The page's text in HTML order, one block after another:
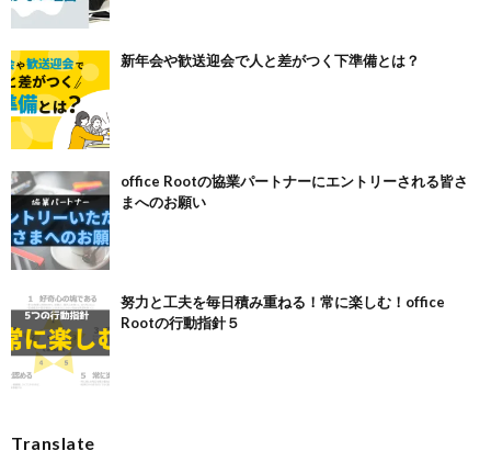
新年会や歓送迎会で人と差がつく下準備とは？
office Rootの協業パートナーにエントリーされる皆さ
まへのお願い
努力と工夫を毎日積み重ねる！常に楽しむ！office
Rootの行動指針５
Translate